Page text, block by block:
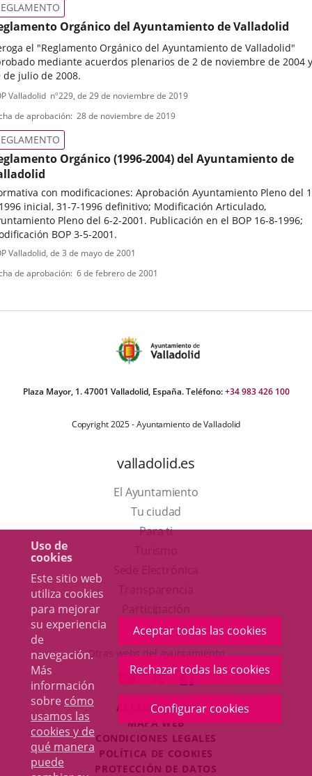
Uso de
cookies
Este sitio web
utiliza cookies
para mejorar
su experiencia
de
navegación.
Más
información
sobre cómo
usamos las
cookies y de
qué manera
puede
Aceptar todas las cookies
Rechazar todas las cookies
Configurar cookies
Orgánico del Ayuntamiento de Valladolid
el "Reglamento Orgánico del Ayuntamiento de Valladolid"
mediante acuerdos plenarios de 2 de noviembre de 2004 y
de julio de 2008.
Valladolid nº229, de 29 de noviembre de 2019
de aprobación 28 de noviembre de 2019
Orgánico (1996-2004) del Ayuntamiento de
con modificaciones: Aprobación Ayuntamiento Pleno del
inicial, 31-7-1996 definitivo; Modificación Articulado,
Pleno del 6-2-2001. Publicación en el BOP 16-8-1996;
BOP 3-5-2001.
Valladolid, de 3 de mayo de 2001
de aprobación 6 de febrero de 2001
Plaza Mayor, 1. 47001 Valladolid, España. Teléfono:+34 983 426 100
Copyright 2025 - Ayuntamiento de Valladolid
valladolid.es
El Ayuntamiento
Tu ciudad
Para ti
en
una
ventana
nueva.
aplicación
externa.
Otras webs del ayuntamiento
ENLACE
A
UNA
APLICACIÓN
EXTERNA.
ENLACE
A
UNA
APLICACIÓN
EXTERNA.
ENLACE
A
UNA
EXTERNA.
ACCESIBILIDAD
MAPA WEB
CONDICIONES LEGALES
POLÍTICA DE COOKIES
PROTECCIÓN DE DATOS